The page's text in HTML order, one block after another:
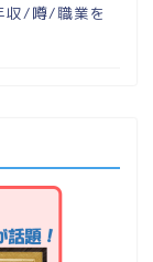
収/噂/職業を